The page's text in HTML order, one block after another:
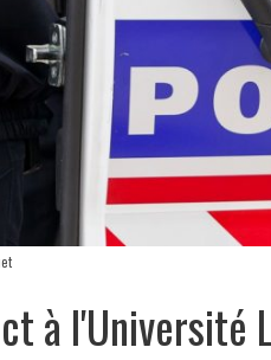
à l'Université